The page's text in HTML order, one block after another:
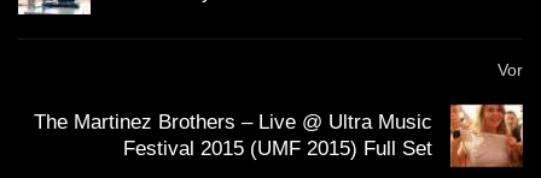
Streaming nicht gerade viel verdienen, sie am besten
direkt unterstützen. Viele Künstler haben die
Möglichkeit für Spenden. Mit dem Spendenbutton unter
dem Video kannst du z.B. denKlubnetz Dresden e.V.
unterstützen. Definitiv solltest Du Auftritte besuchen
Vor
The Martinez Brothers – Live @ Ultra Music
Festival 2015 (UMF 2015) Full Set